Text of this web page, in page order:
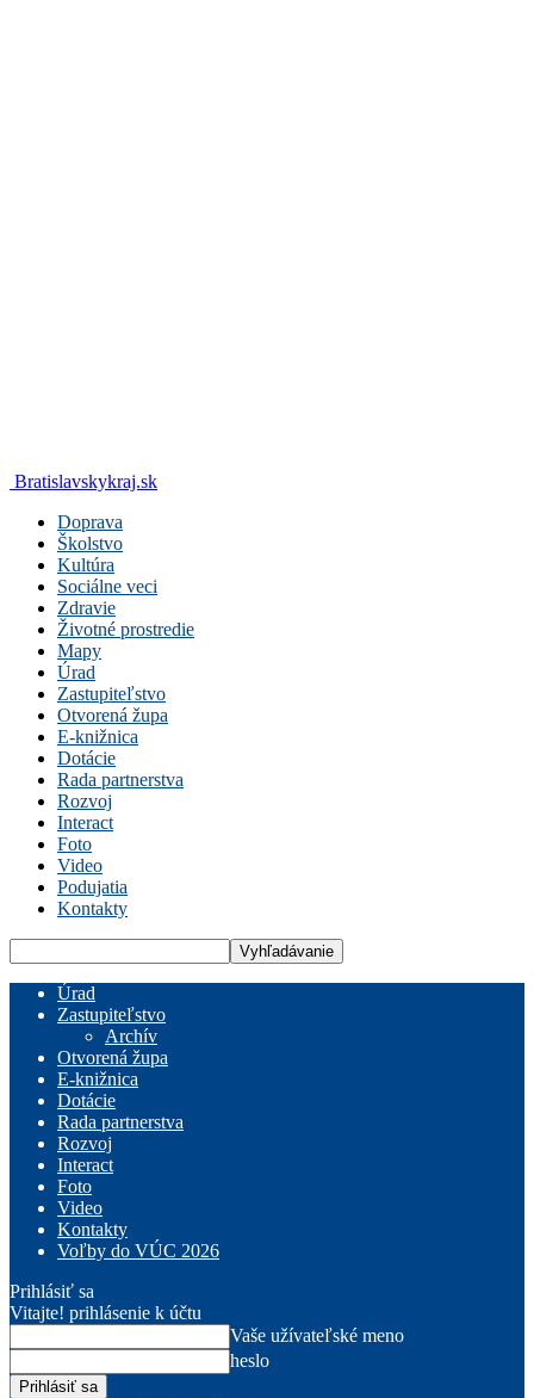
Bratislavskykraj.sk
Doprava
Školstvo
Kultúra
Sociálne veci
Zdravie
Životné prostredie
Mapy
Úrad
Zastupiteľstvo
Otvorená župa
E-knižnica
Dotácie
Rada partnerstva
Rozvoj
Interact
Foto
Video
Podujatia
Kontakty
Úrad
Zastupiteľstvo
Archív
Otvorená župa
E-knižnica
Dotácie
Rada partnerstva
Rozvoj
Interact
Foto
Video
Kontakty
Voľby do VÚC 2026
Prihlásiť sa
Vitajte! prihlásenie k účtu
Vaše užívateľské meno
heslo